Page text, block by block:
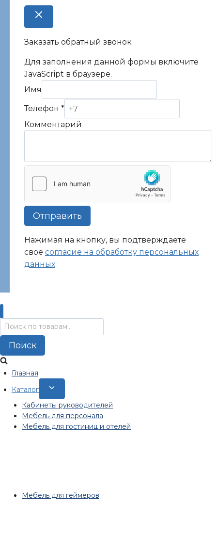
Заказать обратный звонок
Для заполнения данной формы включите
JavaScript в браузере.
Имя
Комментарий
Телефон
Имя
Телефон *
Комментарий
Отправить
Нажимая на кнопку, вы подтверждаете
своё согласие на обработку персональных
данных
Искать:
Поиск
Главная
Каталог
Переключить
дочернее
меню
Кабинеты руководителей
Мебель для персонала
Мебель для гостиниц и отелей
Мебель для геймеров